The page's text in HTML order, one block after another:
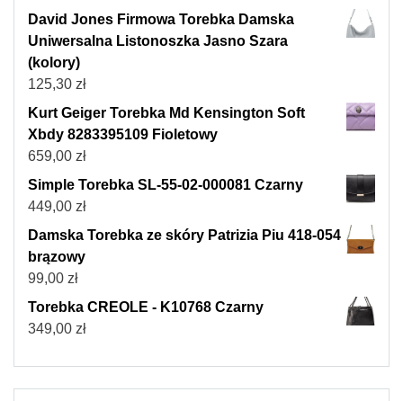
David Jones Firmowa Torebka Damska
Uniwersalna Listonoszka Jasno Szara
(kolory)
125,30 zł
Kurt Geiger Torebka Md Kensington Soft
Xbdy 8283395109 Fioletowy
659,00 zł
Simple Torebka SL-55-02-000081 Czarny
449,00 zł
Damska Torebka ze skóry Patrizia Piu 418-054
brązowy
99,00 zł
Torebka CREOLE - K10768 Czarny
349,00 zł